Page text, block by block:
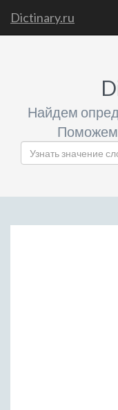
Dictinary.ru
Найдем
Поможем